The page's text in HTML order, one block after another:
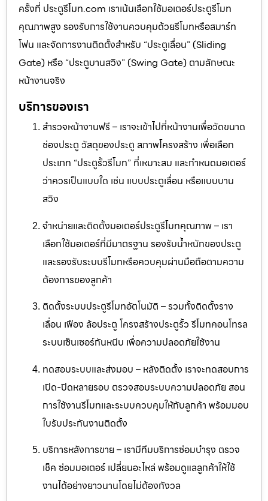
ครั้งที่ ประตูรีโมท.com เราเน้นเลือกใช้มอเตอร์ประตูรีโมท
คุณภาพสูง รองรับการใช้งานควบคุมด้วยรีโมทหรือสมาร์ท
โฟน และจัดการงานติดตั้งสำหรับ “ประตูเลื่อน” (Sliding
Gate) หรือ “ประตูบานสวิง” (Swing Gate) ตามลักษณะ
หน้างานจริง
บริการของเรา
สำรวจหน้างานฟรี – เราจะเข้าไปที่หน้างานเพื่อวัดขนาด
ช่องประตู วัสดุของประตู สภาพโครงสร้าง เพื่อเลือก
ประเภท “ประตูรั้วรีโมท” ที่เหมาะสม และกำหนดมอเตอร์
ว่าควรเป็นแบบใด เช่น แบบประตูเลื่อน หรือแบบบาน
สวิง
จำหน่ายและติดตั้งมอเตอร์ประตูรีโมทคุณภาพ – เรา
เลือกใช้มอเตอร์ที่มีมาตรฐาน รองรับน้ำหนักของประตู
และรองรับระบบรีโมทหรือควบคุมผ่านมือถือตามความ
ต้องการของลูกค้า
ติดตั้งระบบประตูรีโมทอัตโนมัติ – รวมทั้งติดตั้งราง
เลื่อน เฟือง ล้อประตู โครงสร้างประตูรั้ว รีโมทคอนโทรล
ระบบเซ็นเซอร์กันหนีบ เพื่อความปลอดภัยใช้งาน
ทดสอบระบบและส่งมอบ – หลังติดตั้ง เราจะทดสอบการ
เปิด-ปิดหลายรอบ ตรวจสอบระบบความปลอดภัย สอน
การใช้งานรีโมทและระบบควบคุมให้กับลูกค้า พร้อมมอบ
ใบรับประกันงานติดตั้ง
บริการหลังการขาย – เรามีทีมบริการซ่อมบำรุง ตรวจ
เช็ค ซ่อมมอเตอร์ เปลี่ยนอะไหล่ พร้อมดูแลลูกค้าให้ใช้
งานได้อย่างยาวนานโดยไม่ต้องกังวล